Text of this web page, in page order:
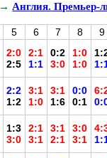
→ Англия. Премьер-
5 6 7 8 9
2:0
2:5
2:1
1:1
0:2
3:0
1:0
1:0
2:2
1:2
3:1
1:0
3:1
1:6
0:0
0:1
1:3
3:0
2:1
3:1
3:1
2:1
3:0
3:1